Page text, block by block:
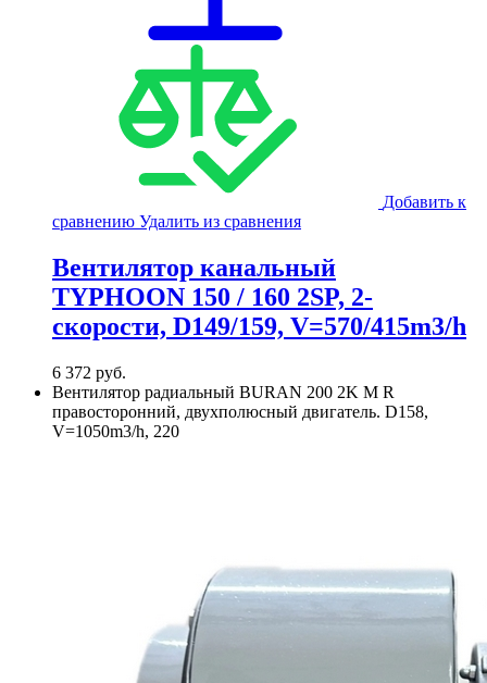
Добавить к
сравнению Удалить из сравнения
Вентилятор канальный
TYPHOON 150 / 160 2SP, 2-
скорости, D149/159, V=570/415m3/h
6 372 руб.
Вентилятор радиальный BURAN 200 2K M R
правосторонний, двухполюсный двигатель. D158,
V=1050m3/h, 220